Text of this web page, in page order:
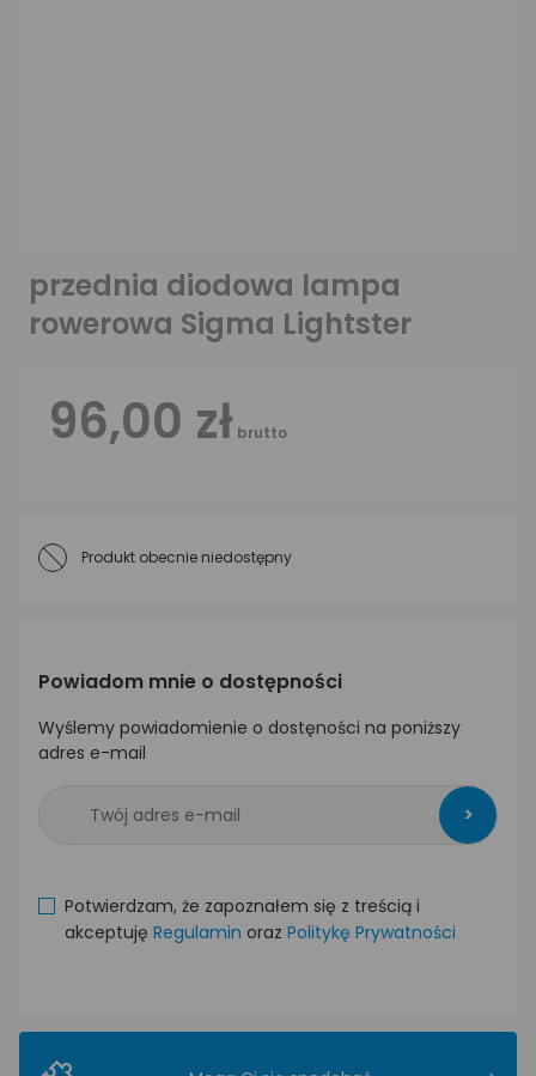
przednia diodowa lampa
rowerowa Sigma Lightster
96,00 zł brutto
Produkt obecnie niedostępny
Powiadom mnie o dostępności
Wyślemy powiadomienie o dostęności na poniższy
adres e-mail
>
Potwierdzam, że zapoznałem się z treścią i
akceptuję Regulamin oraz Politykę Prywatności